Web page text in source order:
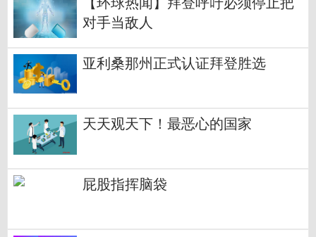
【环球热闻】拜登呼吁必须停止把
对手当敌人
亚利桑那州正式认证拜登胜选
天天观天下！最恶心的国家
屁股指挥脑袋